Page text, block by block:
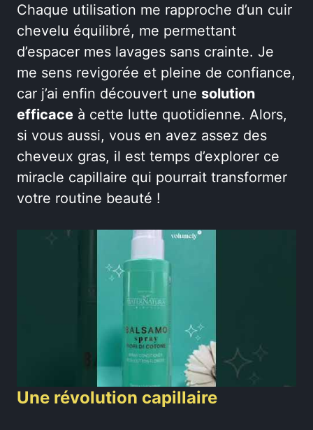
Chaque utilisation me rapproche d’un cuir
chevelu équilibré, me permettant
d’espacer mes lavages sans crainte. Je
me sens revigorée et pleine de confiance,
car j’ai enfin découvert une solution
efficace à cette lutte quotidienne. Alors,
si vous aussi, vous en avez assez des
cheveux gras, il est temps d’explorer ce
miracle capillaire qui pourrait transformer
votre routine beauté !
Une révolution capillaire